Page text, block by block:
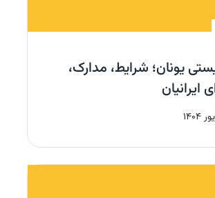
یونان؛ شرایط، مدارک،
ایرانیان‬